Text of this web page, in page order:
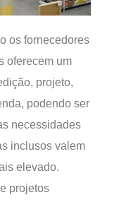
os fornecedores
oferecem um
projeto,
podendo ser
necessidades
inclusos valem
elevado.
projetos